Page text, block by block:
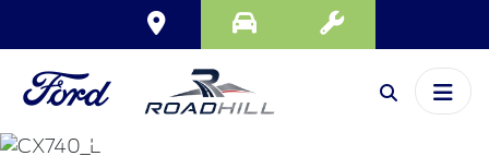
ALL-ELECTRIC
CAPRI